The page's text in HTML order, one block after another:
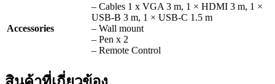
Accessories
– Cables 1 x VGA 3 m, 1 × HDMI 3 m, 1 ×
USB-B 3 m, 1 × USB-C 1.5 m
– Wall mount
– Pen x 2
– Remote Control